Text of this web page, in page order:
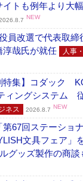
トも例年より大
NEW
改選で代表取締
淳哉氏が就任
人事
特集】コダック
ィングシステム
ネス 2026.8.7 NEW
67回ステーショ
文具フェア」
グッズ製作の商談